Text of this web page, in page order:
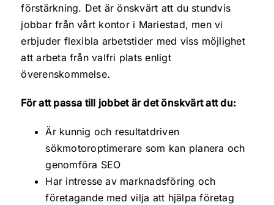
förstärkning. Det är önskvärt att du stundvis
jobbar från vårt kontor i Mariestad, men vi
erbjuder flexibla arbetstider med viss möjlighet
att arbeta från valfri plats enligt
överenskommelse.
För att passa till jobbet är det önskvärt att du:
Är kunnig och resultatdriven
sökmotoroptimerare som kan planera och
genomföra SEO
Har intresse av marknadsföring och
företagande med vilja att hjälpa företag